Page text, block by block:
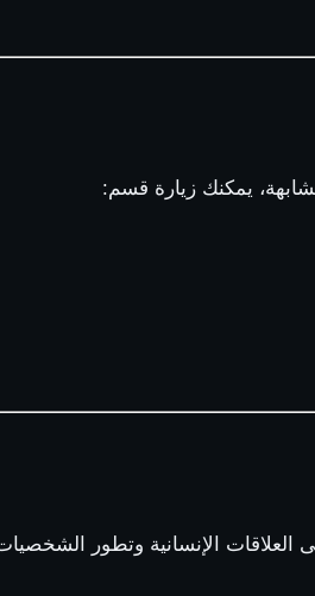
يمكنك زيارة قسم:
العلاقات الإنسانية وتطور